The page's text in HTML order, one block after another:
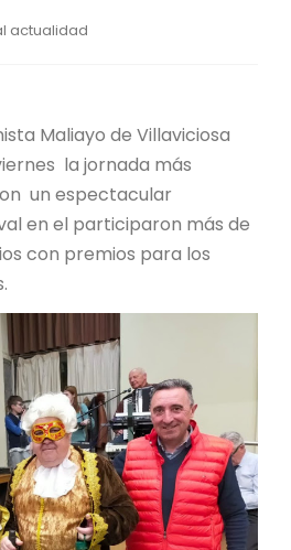
actualidad
Maliayo de Villaviciosa
la jornada más
un espectacular
en el participaron más de
con premios para los